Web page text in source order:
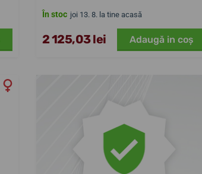
În stoc joi 13. 8. la tine acasă
2 125,03 lei Adaugă in coş